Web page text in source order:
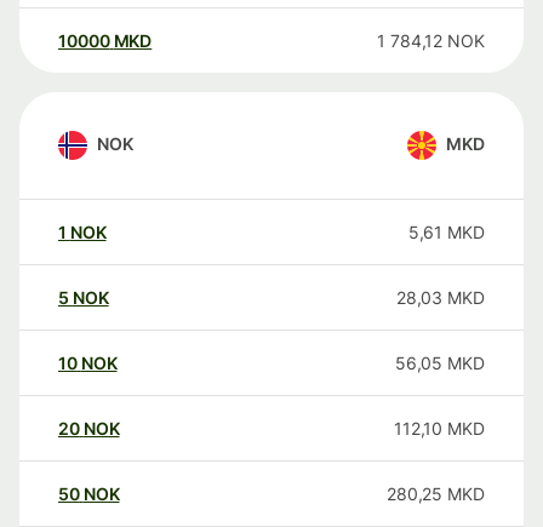
10000 MKD 1 784,12 NOK
NOK MKD
1 NOK 5,61 MKD
5 NOK 28,03 MKD
10 NOK 56,05 MKD
20 NOK 112,10 MKD
50 NOK 280,25 MKD